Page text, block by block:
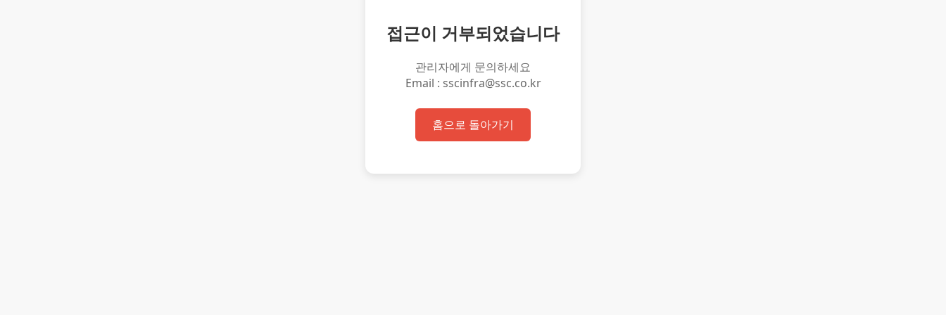
접근이 거부되었습니다
관리자에게 문의하세요
Email : sscinfra@ssc.co.kr
홈으로 돌아가기